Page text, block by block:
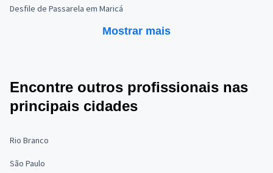
Desfile de Passarela em Maricá
Mostrar mais
Encontre outros profissionais nas
principais cidades
Rio Branco
São Paulo